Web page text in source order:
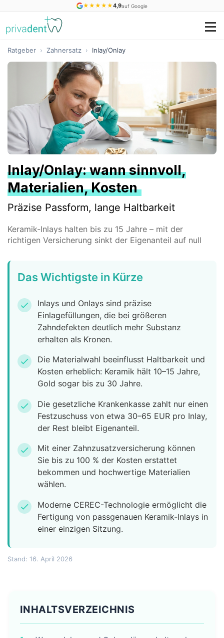
★ ★ ★ ★ ★4,9auf Google
Ratgeber › Zahnersatz › Inlay/Onlay
Inlay/Onlay: wann sinnvoll,
Materialien, Kosten
Präzise Passform, lange Haltbarkeit
Keramik-Inlays halten bis zu 15 Jahre – mit der
richtigen Versicherung sinkt der Eigenanteil auf null
Das Wichtigste in Kürze
check
Inlays und Onlays sind präzise
Einlagefüllungen, die bei größeren
Zahndefekten deutlich mehr Substanz
erhalten als Kronen.
check
Die Materialwahl beeinflusst Haltbarkeit und
Kosten erheblich: Keramik hält 10–15 Jahre,
Gold sogar bis zu 30 Jahre.
check
Die gesetzliche Krankenkasse zahlt nur einen
Festzuschuss von etwa 30–65 EUR pro Inlay,
der Rest bleibt Eigenanteil.
check
Mit einer Zahnzusatzversicherung können
Sie bis zu 100 % der Kosten erstattet
bekommen und hochwertige Materialien
wählen.
check
Moderne CEREC-Technologie ermöglicht die
Fertigung von passgenauen Keramik-Inlays in
einer einzigen Sitzung.
Stand: 16. April 2026
INHALTSVERZEICHNIS